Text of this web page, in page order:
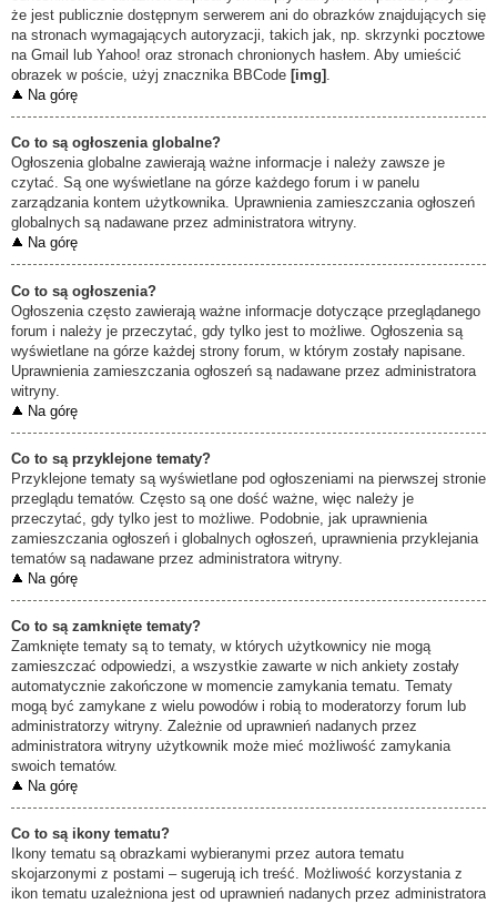
że jest publicznie dostępnym serwerem ani do obrazków znajdujących się
na stronach wymagających autoryzacji, takich jak, np. skrzynki pocztowe
na Gmail lub Yahoo! oraz stronach chronionych hasłem. Aby umieścić
obrazek w poście, użyj znacznika BBCode [img] .
Na górę
Co to są ogłoszenia globalne?
Ogłoszenia globalne zawierają ważne informacje i należy zawsze je
czytać. Są one wyświetlane na górze każdego forum i w panelu
zarządzania kontem użytkownika. Uprawnienia zamieszczania ogłoszeń
globalnych są nadawane przez administratora witryny.
Na górę
Co to są ogłoszenia?
Ogłoszenia często zawierają ważne informacje dotyczące przeglądanego
forum i należy je przeczytać, gdy tylko jest to możliwe. Ogłoszenia są
wyświetlane na górze każdej strony forum, w którym zostały napisane.
Uprawnienia zamieszczania ogłoszeń są nadawane przez administratora
witryny.
Na górę
Co to są przyklejone tematy?
Przyklejone tematy są wyświetlane pod ogłoszeniami na pierwszej stronie
przeglądu tematów. Często są one dość ważne, więc należy je
przeczytać, gdy tylko jest to możliwe. Podobnie, jak uprawnienia
zamieszczania ogłoszeń i globalnych ogłoszeń, uprawnienia przyklejania
tematów są nadawane przez administratora witryny.
Na górę
Co to są zamknięte tematy?
Zamknięte tematy są to tematy, w których użytkownicy nie mogą
zamieszczać odpowiedzi, a wszystkie zawarte w nich ankiety zostały
automatycznie zakończone w momencie zamykania tematu. Tematy
mogą być zamykane z wielu powodów i robią to moderatorzy forum lub
administratorzy witryny. Zależnie od uprawnień nadanych przez
administratora witryny użytkownik może mieć możliwość zamykania
swoich tematów.
Na górę
Co to są ikony tematu?
Ikony tematu są obrazkami wybieranymi przez autora tematu
skojarzonymi z postami – sugerują ich treść. Możliwość korzystania z
ikon tematu uzależniona jest od uprawnień nadanych przez administratora